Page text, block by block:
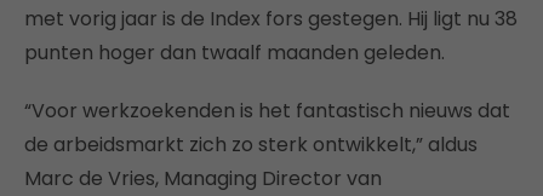
met vorig jaar is de Index fors gestegen. Hij ligt nu 38
punten hoger dan twaalf maanden geleden.
“Voor werkzoekenden is het fantastisch nieuws dat
de arbeidsmarkt zich zo sterk ontwikkelt,” aldus
Marc de Vries, Managing Director van